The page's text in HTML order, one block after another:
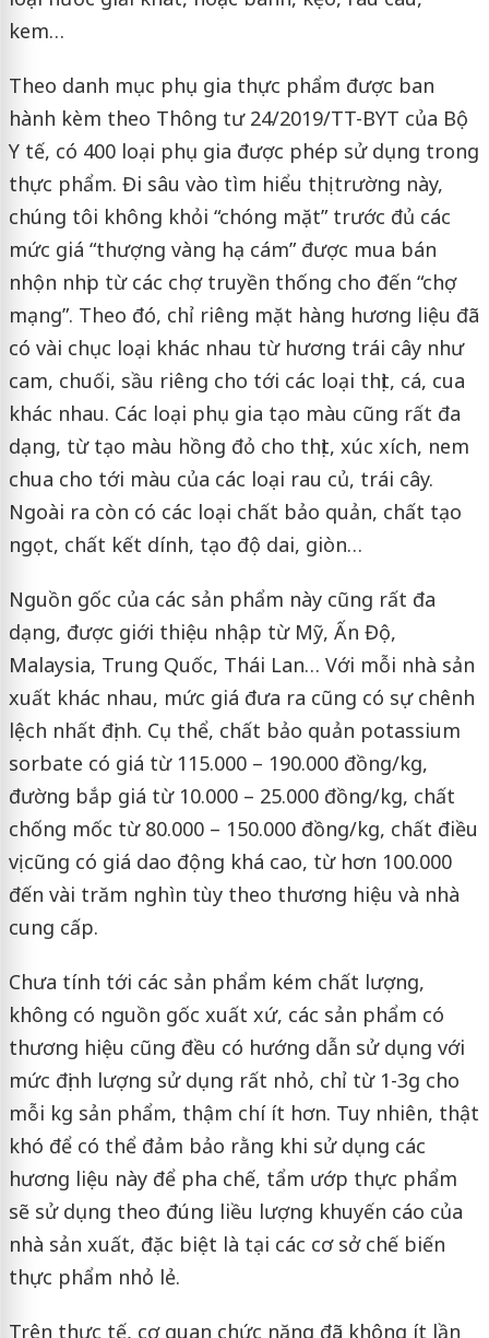
kem…
Theo danh mục phụ gia thực phẩm được ban
hành kèm theo Thông tư 24/2019/TT-BYT của Bộ
Y tế, có 400 loại phụ gia được phép sử dụng trong
thực phẩm. Đi sâu vào tìm hiểu thị trường này,
chúng tôi không khỏi “chóng mặt” trước đủ các
mức giá “thượng vàng hạ cám” được mua bán
nhộn nhịp từ các chợ truyền thống cho đến “chợ
mạng”. Theo đó, chỉ riêng mặt hàng hương liệu đã
có vài chục loại khác nhau từ hương trái cây như
cam, chuối, sầu riêng cho tới các loại thịt, cá, cua
khác nhau. Các loại phụ gia tạo màu cũng rất đa
dạng, từ tạo màu hồng đỏ cho thịt, xúc xích, nem
chua cho tới màu của các loại rau củ, trái cây.
Ngoài ra còn có các loại chất bảo quản, chất tạo
ngọt, chất kết dính, tạo độ dai, giòn…
Nguồn gốc của các sản phẩm này cũng rất đa
dạng, được giới thiệu nhập từ Mỹ, Ấn Độ,
Malaysia, Trung Quốc, Thái Lan… Với mỗi nhà sản
xuất khác nhau, mức giá đưa ra cũng có sự chênh
lệch nhất định. Cụ thể, chất bảo quản potassium
sorbate có giá từ 115.000 – 190.000 đồng/kg,
đường bắp giá từ 10.000 – 25.000 đồng/kg, chất
chống mốc từ 80.000 – 150.000 đồng/kg, chất điều
vị cũng có giá dao động khá cao, từ hơn 100.000
đến vài trăm nghìn tùy theo thương hiệu và nhà
cung cấp.
Chưa tính tới các sản phẩm kém chất lượng,
không có nguồn gốc xuất xứ, các sản phẩm có
thương hiệu cũng đều có hướng dẫn sử dụng với
mức định lượng sử dụng rất nhỏ, chỉ từ 1-3g cho
mỗi kg sản phẩm, thậm chí ít hơn. Tuy nhiên, thật
khó để có thể đảm bảo rằng khi sử dụng các
hương liệu này để pha chế, tẩm ướp thực phẩm
sẽ sử dụng theo đúng liều lượng khuyến cáo của
nhà sản xuất, đặc biệt là tại các cơ sở chế biến
thực phẩm nhỏ lẻ.
Trên thực tế, cơ quan chức năng đã không ít lần